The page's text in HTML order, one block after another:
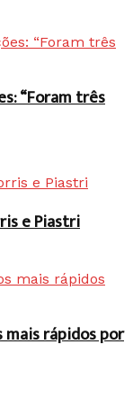
“Foram três
e Piastri
rápidos por